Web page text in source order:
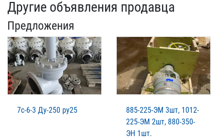
Другие объявления продавца
Предложения
7с-6-3 Ду-250 ру25
885-225-ЭМ 3шт, 1012-
225-ЭМ 2шт, 880-350-
ЭН 1шт.